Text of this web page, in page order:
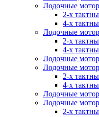
Лодочные
2-х
4-х
Лодочные
2-х
4-х
Лодочные
Лодочные
2-х
4-х
Лодочные
Лодочные
2-х